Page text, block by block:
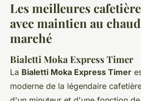
Les meilleures
avec maintien au
marché
Bialetti Moka Express Timer
La Bialetti Moka Express Timer
moderne de la légendaire